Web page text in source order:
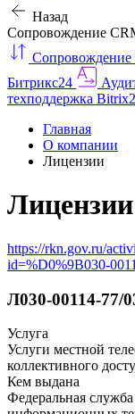
Назад
Сопровождение
Сопровождение
Битрикс24
техподдержка
Главная
О компании
Лицензии
Лицензии
https://rkn.gov.ru/
id=%D0%9B030-
Л030-00114-77/
Услуга
Услуги местной
коллективного
Кем выдана
Федеральная